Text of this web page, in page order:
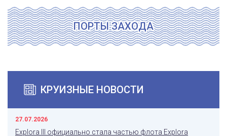
ПОРТЫ ЗАХОДА
КРУИЗНЫЕ НОВОСТИ
27.07.2026
Explora III официально стала частью флота Explora